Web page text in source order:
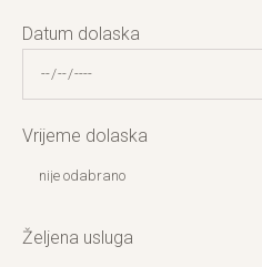
Datum dolaska
Vrijeme dolaska
Željena usluga